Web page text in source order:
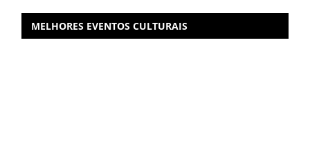
MELHORES EVENTOS CULTURAIS